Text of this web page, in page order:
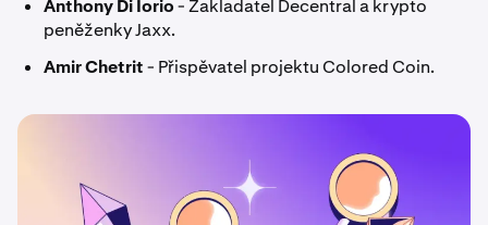
Anthony Di Iorio- Zakladatel Decentral a krypto
peněženky Jaxx.
Amir Chetrit- Přispěvatel projektu Colored Coin.